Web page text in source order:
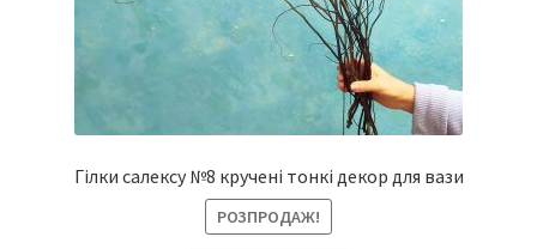
Гілки салексу №8 кручені тонкі декор для вази
РОЗПРОДАЖ!